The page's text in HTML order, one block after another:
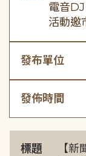
電音
活動邀
發布單位
發佈時間
標題
【